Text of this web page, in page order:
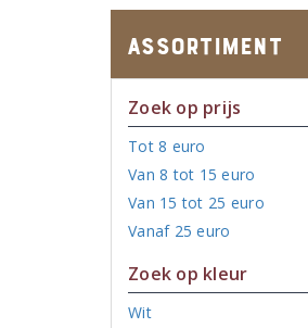
Assortiment
Zoek op prijs
Tot 8 euro
Van 8 tot 15 euro
Van 15 tot 25 euro
Vanaf 25 euro
Zoek op kleur
Wit